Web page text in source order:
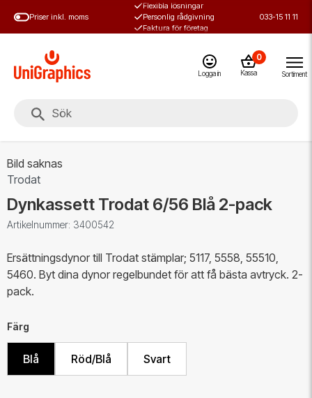
Priser inkl. moms
Flexibla lösningar
Personlig rådgivning
Faktura för företag
033-15 11 11
Logga in
0
Kassa Sortiment
Bild saknas
Trodat
Dynkassett Trodat 6/56 Blå 2-pack
Artikelnummer: 3400542
Ersättningsdynor till Trodat stämplar; 5117, 5558, 55510,
5460. Byt dina dynor regelbundet för att få bästa avtryck. 2-
pack.
Färg
Blå Röd/Blå Svart